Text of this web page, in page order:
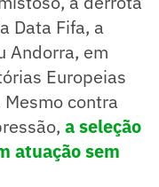
Data Fifa, a
Andorra, em
Europeias
contra
a seleção
atuação sem